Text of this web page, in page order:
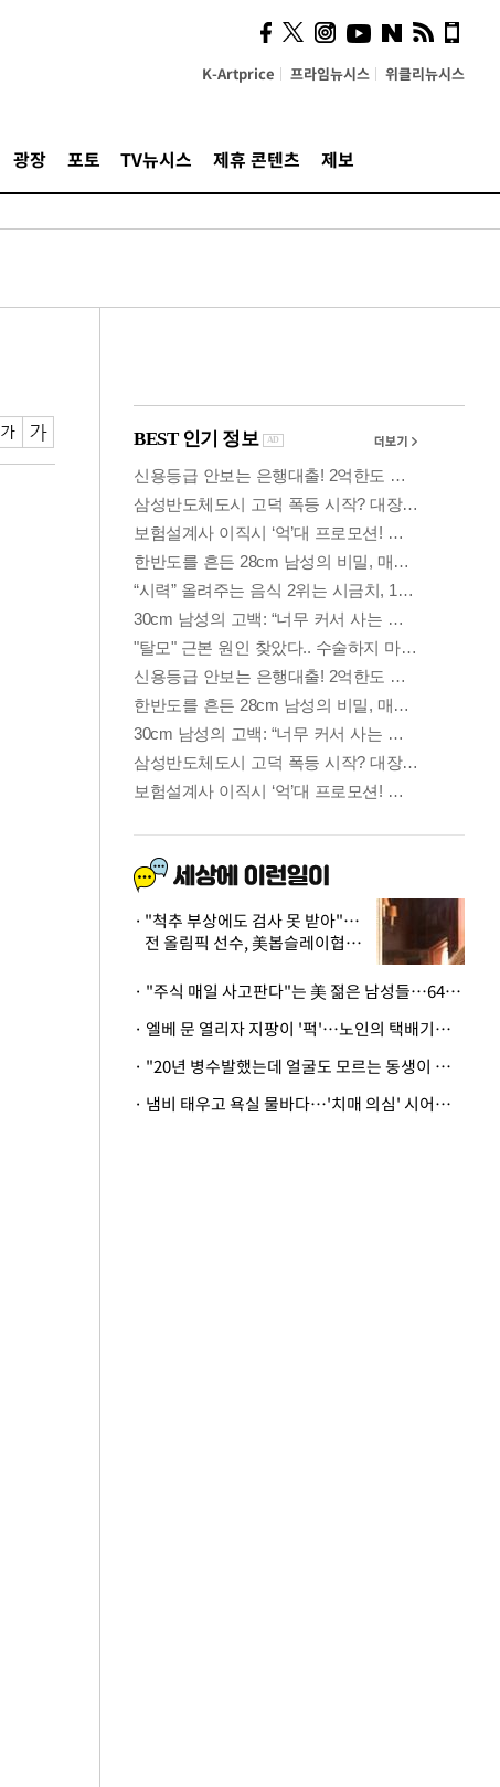
K-Artprice 프라임뉴시스 위클리뉴시스
광장 포토 TV뉴시스 제휴 콘텐츠 제보
사이 해답 찾았죠"…알을
깨고 나온 '초자아'
"척추 부상에도 검사 못 받아"…
전 올림픽 선수, 美봅슬레이협회
· "주식 매일 사고판다"는 美 젊은 남성들…64%가 "나는 인생의 패배자“
· 엘베 문 열리자 지팡이 '퍽'…노인의 택배기사 폭행 이유
· "20년 병수발했는데 얼굴도 모르는 동생이 유산 절반을"…배다른 형제 상속권 있을까
· 냄비 태우고 욕실 물바다…'치매 의심' 시어머니 검사 권유했다가 '날벼락'